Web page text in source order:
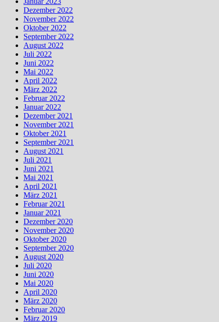
Dezember 2022
November 2022
Oktober 2022
September 2022
August 2022
Juli 2022
Juni 2022
Mai 2022
April 2022
März 2022
Februar 2022
Januar 2022
Dezember 2021
November 2021
Oktober 2021
September 2021
August 2021
Juli 2021
Juni 2021
Mai 2021
April 2021
März 2021
Februar 2021
Januar 2021
Dezember 2020
November 2020
Oktober 2020
September 2020
August 2020
Juli 2020
Juni 2020
Mai 2020
April 2020
März 2020
Februar 2020
März 2019